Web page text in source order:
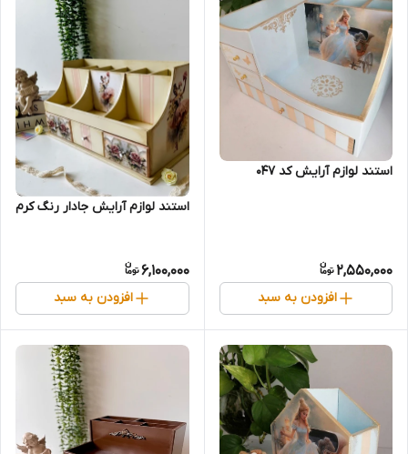
استند لوازم آرایش کد 047
2,550,000
افزودن به سبد
استند لوازم آرایش جادار رنگ کرم
6,100,000
افزودن به سبد